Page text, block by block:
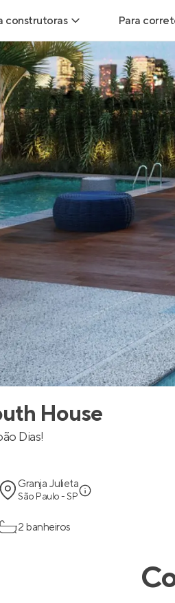
construtoras
de Leads
de Visitas
de Vendas
Construtoras
Imobiliárias
Imóveis
Para
Leads
Hub
Perfil
House
Dias!
Granja Julieta
São Paulo - SP
2 banheiros